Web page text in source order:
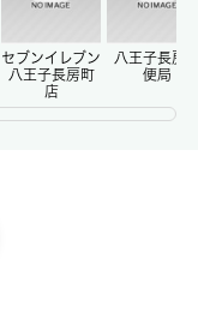
セブンイレブン
八王子長房町
店
八王子長房
便局